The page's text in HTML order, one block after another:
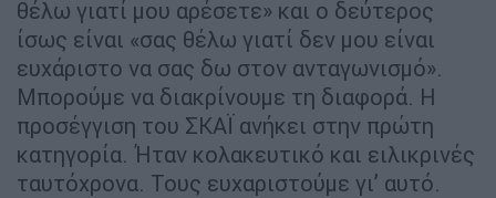
θέλω γιατί μου αρέσετε» και ο δεύτερος
ίσως είναι «σας θέλω γιατί δεν μου είναι
ευχάριστο να σας δω στον ανταγωνισμό».
Μπορούμε να διακρίνουμε τη διαφορά. Η
προσέγγιση του ΣΚΑΪ ανήκει στην πρώτη
κατηγορία. Ήταν κολακευτικό και ειλικρινές
ταυτόχρονα. Τους ευχαριστούμε γι’ αυτό.